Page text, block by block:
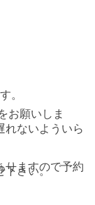
。
お願いしま
下さい。
れないよういら
りますので予約